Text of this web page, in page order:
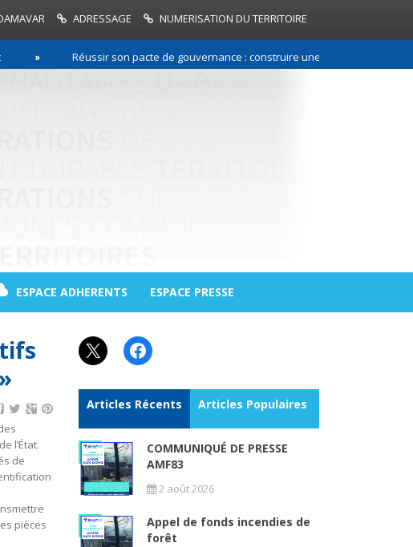
ADRESSAGE NUMERISATION DU TERRITOIRE
Réussir son pacte de gouvernance : construire une relation de confiance
ESPACE ADHERENTS ESPACE PRESSE
l’État.
de
pièces
X Facebook
Articles Récents Articles Populaires
COMMUNIQUÉ DE PRESSE
AMF83
2 août 2026
Appel de fonds incendies de
forêt